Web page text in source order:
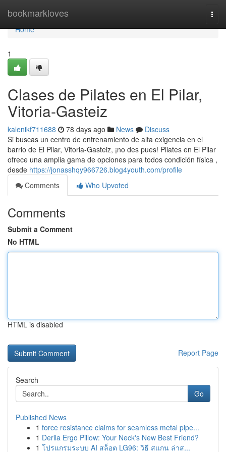
bookmarkloves
Home
Home
1
Clases de Pilates en El Pilar,
Vitoria-Gasteiz
kalenikf711688 78 days ago News
Discuss
Si buscas un centro de entrenamiento de alta exigencia en el
barrio de El Pilar, Vitoria-Gasteiz, ¡no des pues! Pilates en El Pilar
ofrece una amplia gama de opciones para todos condición física ,
desde https://jonasshqy966726.blog4youth.com/profile
Comments
Who Upvoted
Comments
Submit a Comment
No HTML
HTML is disabled
Report Page
Search
Go
Published News
1 force resistance claims for seamless metal pipe...
1 Derila Ergo Pillow: Your Neck's New Best Friend?
1 โปรแกรมระบบ AI สล็อต LG96: วิธี สแกน ล่าส...